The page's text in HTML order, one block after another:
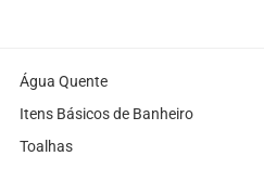
Água Quente
Itens Básicos de Banheiro
Toalhas